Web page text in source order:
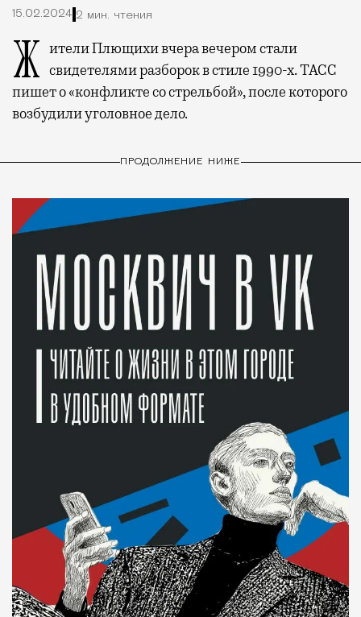
15.02.2024 2 мин. чтения
Жители Плющихи вчера вечером стали свидетелями разборок в стиле 1990-х. ТАСС
пишет о «конфликте со стрельбой», после которого
возбудили уголовное дело.
ПРОДОЛЖЕНИЕ НИЖЕ